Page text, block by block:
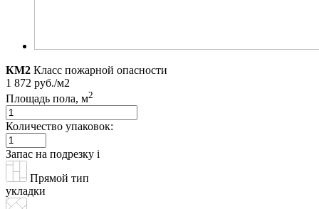
КМ2 Класс пожарной опасности
1 872 руб./м2
Площадь пола, м2
Количество упаковок:
Запас на подрезку i
Прямой тип
укладки